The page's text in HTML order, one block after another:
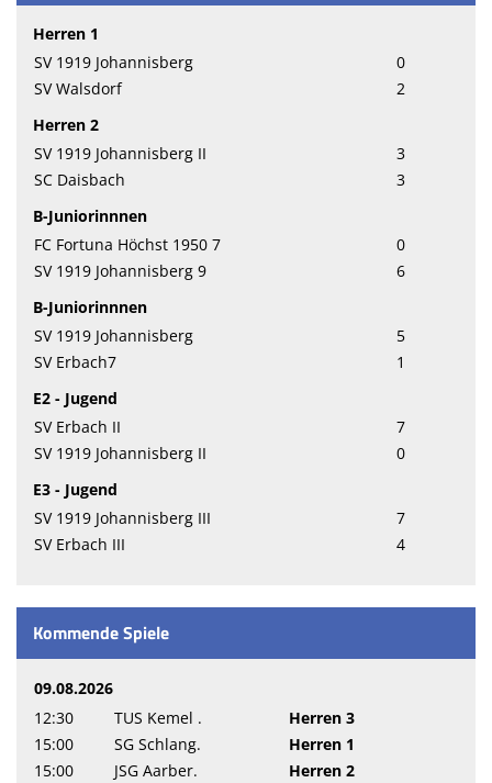
Herren 1
SV 1919 Johannisberg
0
SV Walsdorf
2
Herren 2
SV 1919 Johannisberg II
3
SC Daisbach
3
B-Juniorinnnen
FC Fortuna Höchst 1950 7
0
SV 1919 Johannisberg 9
6
B-Juniorinnnen
SV 1919 Johannisberg
5
SV Erbach7
1
E2 - Jugend
SV Erbach II
7
SV 1919 Johannisberg II
0
E3 - Jugend
SV 1919 Johannisberg III
7
SV Erbach III
4
Kommende Spiele
09.08.2026
12:30
TUS Kemel .
Herren 3
15:00
SG Schlang.
Herren 1
15:00
JSG Aarber.
Herren 2